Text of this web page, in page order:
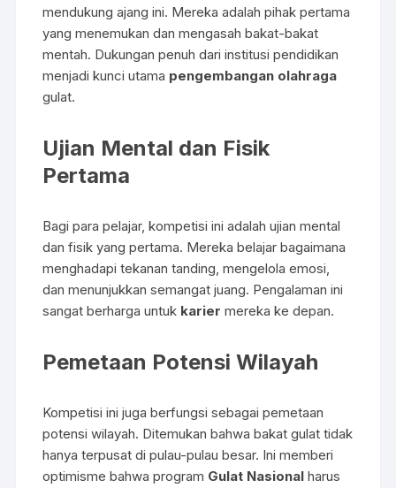
mendukung ajang ini. Mereka adalah pihak pertama
yang menemukan dan mengasah bakat-bakat
mentah. Dukungan penuh dari institusi pendidikan
menjadi kunci utama pengembangan olahraga
gulat.
Ujian Mental dan Fisik
Pertama
Bagi para pelajar, kompetisi ini adalah ujian mental
dan fisik yang pertama. Mereka belajar bagaimana
menghadapi tekanan tanding, mengelola emosi,
dan menunjukkan semangat juang. Pengalaman ini
sangat berharga untuk karier mereka ke depan.
Pemetaan Potensi Wilayah
Kompetisi ini juga berfungsi sebagai pemetaan
potensi wilayah. Ditemukan bahwa bakat gulat tidak
hanya terpusat di pulau-pulau besar. Ini memberi
optimisme bahwa program Gulat Nasional harus